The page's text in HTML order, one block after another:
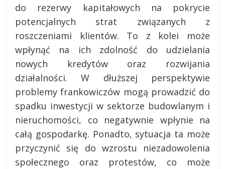
do rezerwy kapitałowych na pokrycie
potencjalnych strat związanych z
roszczeniami klientów. To z kolei może
wpłynąć na ich zdolność do udzielania
nowych kredytów oraz rozwijania
działalności. W dłuższej perspektywie
problemy frankowiczów mogą prowadzić do
spadku inwestycji w sektorze budowlanym i
nieruchomości, co negatywnie wpłynie na
całą gospodarkę. Ponadto, sytuacja ta może
przyczynić się do wzrostu niezadowolenia
społecznego oraz protestów, co może